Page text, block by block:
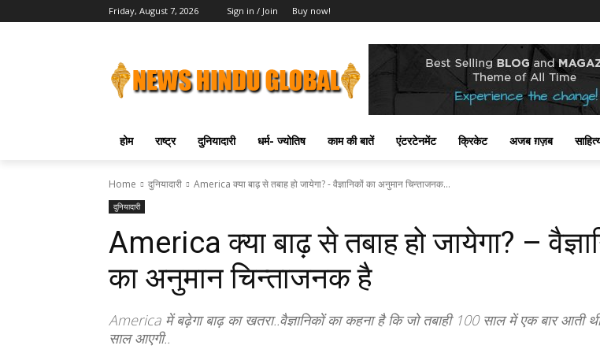
Friday, August 7, 2026 Sign in / Join Buy now!
होम राष्ट्र दुनियादारी धर्म- ज्योतिष काम की बातें एंटरटेनमेंट क्रिकेट अजब ग़ज़ब
Home दुनियादारी America क्या बाढ़ से तबाह हो जायेगा? - वैज्ञानिकों का अनुमान चिन्ताजनक...
दुनियादारी
America क्या बाढ़ से तबाह हो जायेगा? –
का अनुमान चिन्ताजनक है
America में बढ़ेगा बाढ़ का खतरा..वैज्ञानिकों का कहना है कि जो तबाही 100 साल में एक बार आती
साल आएगी..